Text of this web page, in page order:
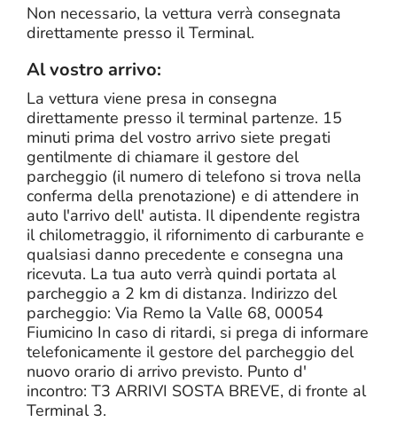
Non necessario, la vettura verrà consegnata
direttamente presso il Terminal.
Al vostro arrivo:
La vettura viene presa in consegna
direttamente presso il terminal partenze. 15
minuti prima del vostro arrivo siete pregati
gentilmente di chiamare il gestore del
parcheggio (il numero di telefono si trova nella
conferma della prenotazione) e di attendere in
auto l'arrivo dell' autista. Il dipendente registra
il chilometraggio, il rifornimento di carburante e
qualsiasi danno precedente e consegna una
ricevuta. La tua auto verrà quindi portata al
parcheggio a 2 km di distanza. Indirizzo del
parcheggio: Via Remo la Valle 68, 00054
Fiumicino In caso di ritardi, si prega di informare
telefonicamente il gestore del parcheggio del
nuovo orario di arrivo previsto. Punto d'
incontro: T3 ARRIVI SOSTA BREVE, di fronte al
Terminal 3.